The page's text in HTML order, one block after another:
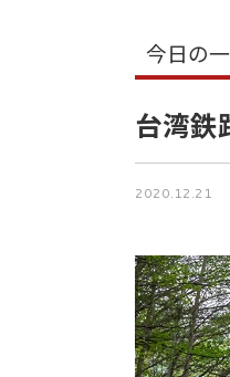
今日の
台湾
2020.12.21